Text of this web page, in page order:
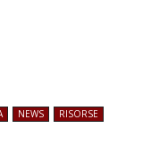
NEWS
RISORSE